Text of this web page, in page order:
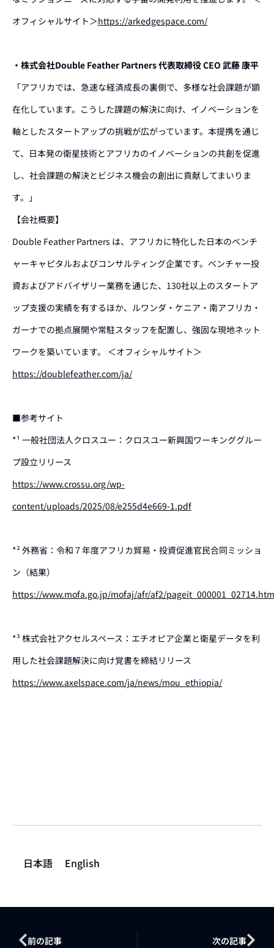
オフィシャルサイト＞https://arkedgespace.com/
・株式会社Double Feather Partners 代表取締役 CEO 武藤 康平
「アフリカでは、急速な経済成長の裏側で、多様な社会課題が顕
在化しています。こうした課題の解決に向け、イノベーションを
軸としたスタートアップの挑戦が広がっています。本提携を通じ
て、日本発の衛星技術とアフリカのイノベーションの共創を促進
し、社会課題の解決とビジネス機会の創出に貢献してまいりま
す。」
【会社概要】
Double Feather Partners は、アフリカに特化した日本のベンチ
ャーキャピタルおよびコンサルティング企業です。ベンチャー投
資およびアドバイザリー業務を通じた、130社以上のスタートア
ップ支援の実績を有するほか、ルワンダ・ケニア・南アフリカ・
ガーナでの拠点展開や常駐スタッフを配置し、強固な現地ネット
ワークを築いています。 ＜オフィシャルサイト＞
https://doublefeather.com/ja/
■参考サイト
*¹ 一般社団法人クロスユー：クロスユー新興国ワーキンググルー
プ設立リリース
https://www.crossu.org/wp-
content/uploads/2025/08/e255d4e669-1.pdf
*² 外務省：令和７年度アフリカ貿易・投資促進官民合同ミッショ
ン（結果）
https://www.mofa.go.jp/mofaj/afr/af2/
*³ 株式会社アクセルスペース：エチオピア企業と衛星データを利
用した社会課題解決に向け覚書を締結リリース
https://www.axelspace.com/ja/news/mou_ethiopia/
日本語 English
前の記事 次の記事